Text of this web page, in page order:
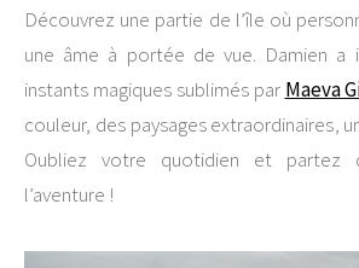
Découvrez une partie de l’île où
une âme à portée de vue. Damien a
instants magiques sublimés par Maeva
couleur, des paysages extraordinaires,
Oubliez votre quotidien et partez
l’aventure !